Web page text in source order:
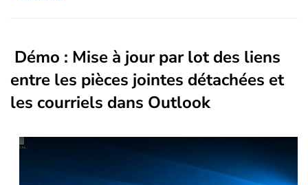
Démo : Mise à jour par lot des liens
entre les pièces jointes détachées et
les courriels dans Outlook